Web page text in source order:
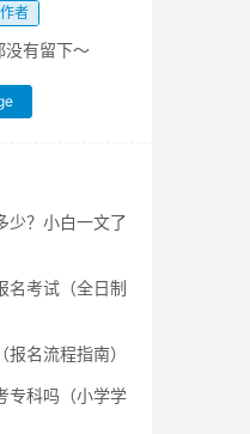
者
没有留下～
少？小白一文了
名考试（全日制
名流程指南）
专科吗（小学学